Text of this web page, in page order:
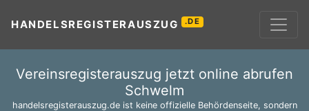
HANDELSREGISTERAUSZUG .DE
Vereinsregisterauszug jetzt online abrufen
Schwelm
handelsregisterauszug.de ist keine offizielle Behördenseite, sondern